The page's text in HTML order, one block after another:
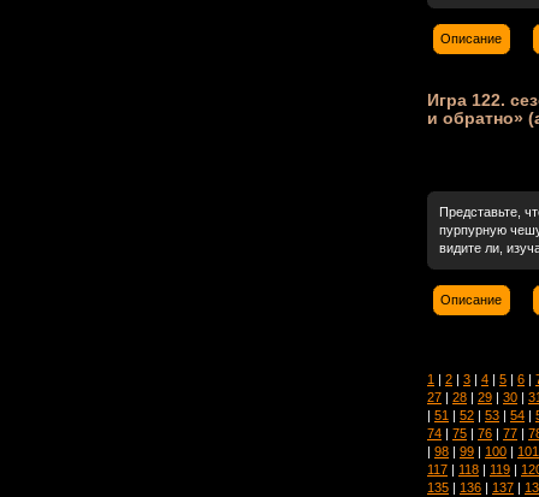
Описание
Игра 122.
и обратно»
Представьте,
пурпурную
видите ли,
Описание
1 | 2 | 3 | 4 | 5 | 6 |
27 | 28 | 29 | 30 |
| 51 | 52 | 53 | 54 |
74 | 75 | 76 | 77 |
| 98 | 99 | 100 | 101
117 | 118 | 119 |
135 | 136 | 137 |